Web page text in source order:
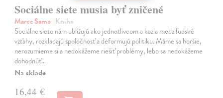
Sociálne siete musia byť zničené
Marec Samo| Kniha
Sociálne siete nám ubližujú ako jednotlivcom a kazia medziľudské
vzťahy, rozkladajú spoločnosť a deformujú politiku. Máme sa horšie,
nerozumieme si a nedokážeme riešiť problémy, lebo sa nedokážeme
dohodnúť…
Na sklade
16,44 €